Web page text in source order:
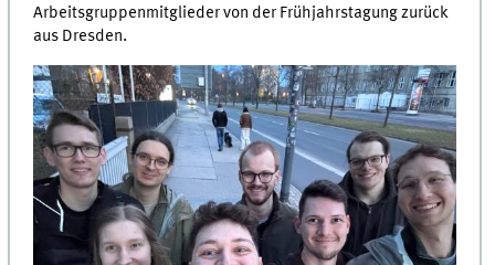
Arbeitsgruppenmitglieder von der Frühjahrstagung zurück
aus Dresden.